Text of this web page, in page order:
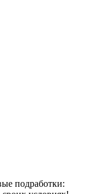
подработки: